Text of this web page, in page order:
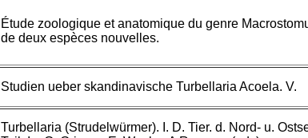
Étude zoologique et anatomique du genre
de deux espèces nouvelles.
Studien ueber skandinavische Turbellaria Acoela. V.
Turbellaria (Strudelwürmer). I. D. Tier. d. Nord- u.